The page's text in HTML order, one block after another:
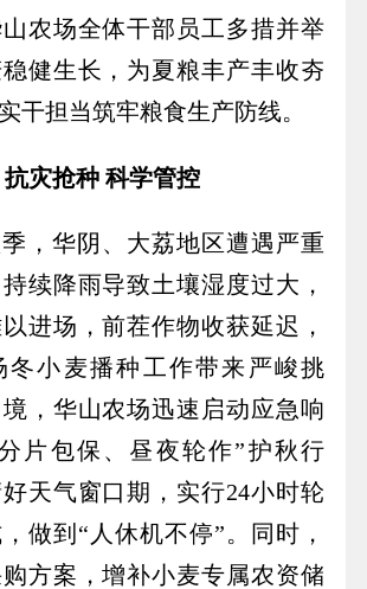
农场全体干部员工多措并举
健生长，为夏粮丰产丰收夯
干担当筑牢粮食生产防线。
抗灾抢种 科学管控
，华阴、大荔地区遭遇严重
续降雨导致土壤湿度过大，
进场，前茬作物收获延迟，
冬小麦播种工作带来严峻挑
，华山农场迅速启动应急响
片包保、昼夜轮作”护秋行
天气窗口期，实行24小时轮
做到“人休机不停”。同时，
方案，增补小麦专属农资储